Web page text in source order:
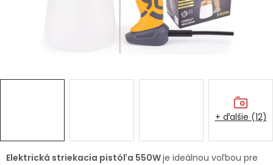
Servis náradia Hodnotenie obchodu
Elektrická striekacia pistóľa 550Wje ideálnou voľbou pre
+ ďalšie (12)